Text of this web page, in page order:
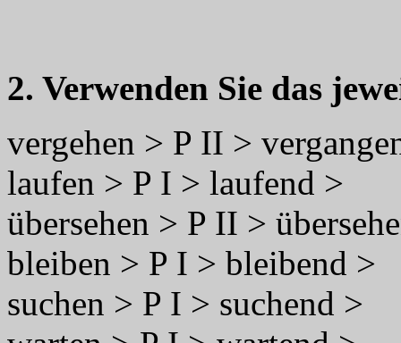
2. Verwenden Sie das
vergehen > P II >
laufen > P I > laufend >
übersehen > P II >
bleiben > P I > bleibend >
suchen > P I > suchend >